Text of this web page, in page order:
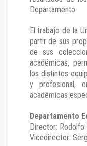
Departamento.
El trabajo de la
partir de sus
de sus
académicas,
los distintos
y profesional,
académicas
Departamento
Director: Rodolfo
Vicedirector: